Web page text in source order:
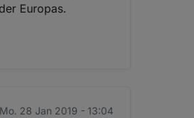
Europas.
Mo. 28 Jan 2019 - 13:04